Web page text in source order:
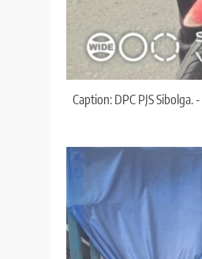
Caption: DPC PJS